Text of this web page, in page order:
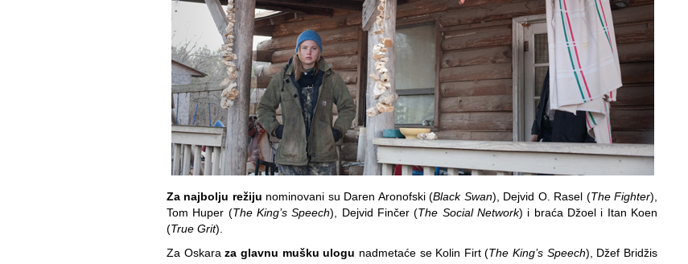
Za najbolju režiju nominovani su Daren Aronofski (Black Swan), Dejvid O. Rasel (The Fighter),
Tom Huper (The King’s Speech), Dejvid Finčer (The Social Network) i braća Džoel i Itan Koen
(True Grit).
Za Oskaraza glavnu mušku ulogu nadmetaće se Kolin Firt (The King’s Speech), Džef Bridžis